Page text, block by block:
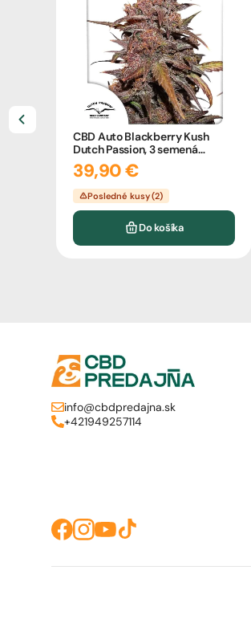
CBD Auto Blackberry Kush
Dutch Passion, 3 semená
konope
39,90 €
Posledné kusy (2)
Do košíka
info@cbdpredajna.sk
+421949257114